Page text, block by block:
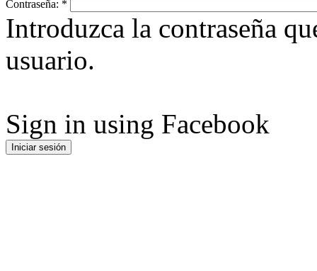
Contraseña: *
Introduzca la contraseña
usuario.
Sign in using Facebook